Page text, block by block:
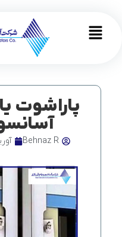
Main
پاراشوت
Behnaz R آوریل